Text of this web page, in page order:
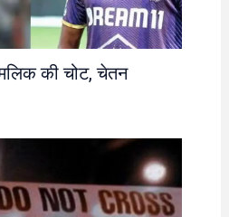
की चोट, चेतन